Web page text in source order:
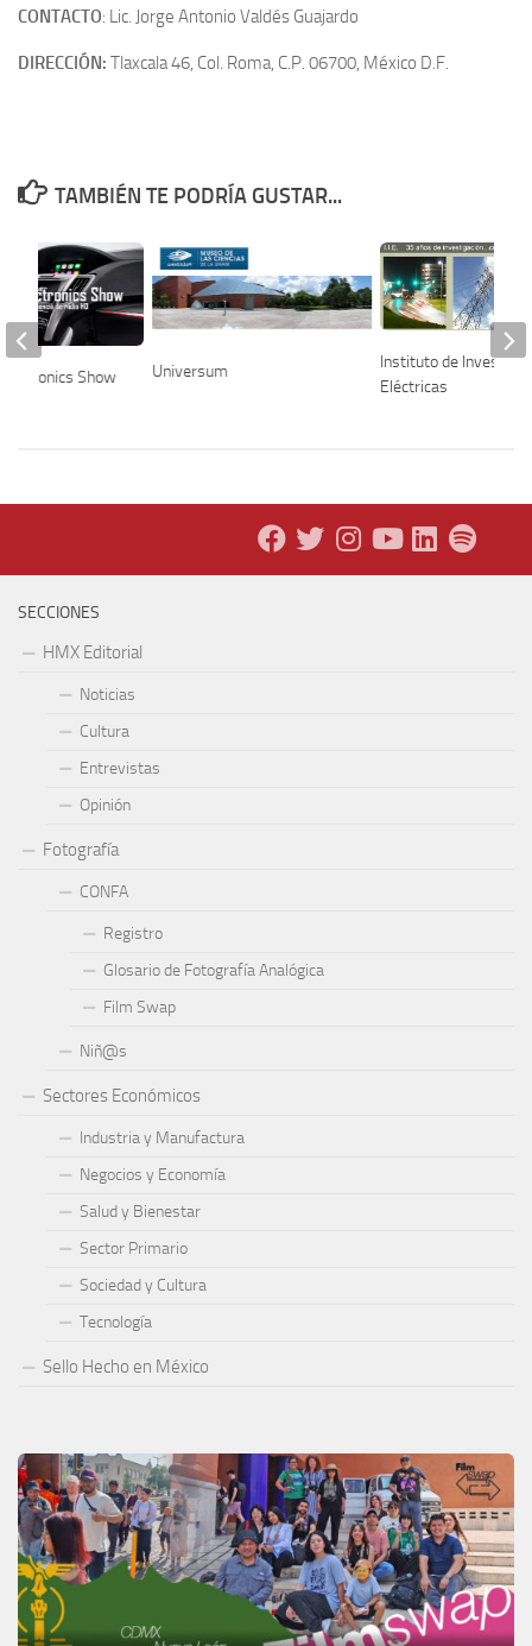
CONTACTO: Lic. Jorge Antonio Valdés Guajardo
DIRECCIÓN: Tlaxcala 46, Col. Roma, C.P. 06700, México D.F.
TAMBIÉN TE PODRÍA GUSTAR...
Universum
Instituto de
Eléctricas
Show
SECCIONES
HMX Editorial
Noticias
Cultura
Entrevistas
Opinión
Fotografía
CONFA
Registro
Glosario de Fotografía Analógica
Film Swap
Niñ@s
Sectores Económicos
Industria y Manufactura
Negocios y Economía
Salud y Bienestar
Sector Primario
Sociedad y Cultura
Tecnología
Sello Hecho en México